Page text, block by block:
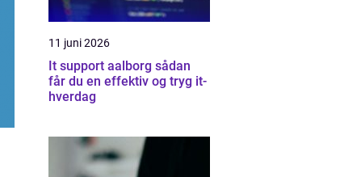
11 juni 2026
It support aalborg sådan
får du en effektiv og tryg it-
hverdag